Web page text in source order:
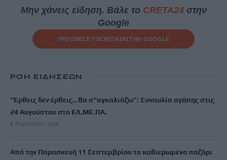
Μην χάνεις είδηση. Βάλε το CRETA24στην
Google
ΠΡΟΣΘΕΣΕ ΤΟCRETA24ΣΤΗΝ GOOGLE
ΡΟΗ ΕΙΔΗΣΕΩΝ
“Έρθεις δεν έρθεις…θα σ”αγκαλιάζω”: Συναυλία αγάπης στις
24 Αυγούστου στο ΕΛ.ΜΕ.ΠΑ.
8 Αυγούστου, 2026
Από την Παρασκευή 11 Σεπτεμβρίου το καθιερωμένο παζάρι